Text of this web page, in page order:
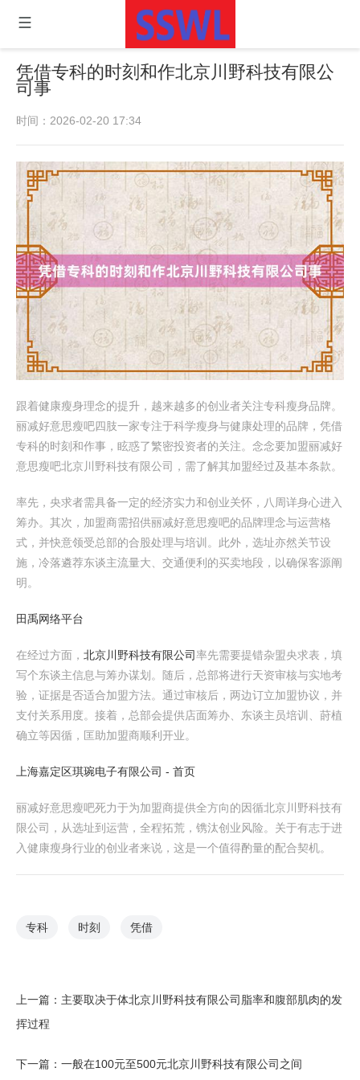
凭借专科的时刻和作北京川野科技有限公
司事
时间：2026-02-20 17:34
跟着健康瘦身理念的提升，越来越多的创业者关注专科瘦身品牌。
丽减好意思瘦吧四肢一家专注于科学瘦身与健康处理的品牌，凭借
专科的时刻和作事，眩惑了繁密投资者的关注。念念要加盟丽减好
意思瘦吧北京川野科技有限公司，需了解其加盟经过及基本条款。
率先，央求者需具备一定的经济实力和创业关怀，八周详身心进入
筹办。其次，加盟商需招供丽减好意思瘦吧的品牌理念与运营格
式，并快意领受总部的合股处理与培训。此外，选址亦然关节设
施，冷落遴荐东谈主流量大、交通便利的买卖地段，以确保客源阐
明。
田禹网络平台
在经过方面， 北京川野科技有限公司率先需要提错杂盟央求表，填
写个东谈主信息与筹办谋划。随后，总部将进行天资审核与实地考
验，证据是否适合加盟方法。通过审核后，两边订立加盟协议，并
支付关系用度。接着，总部会提供店面筹办、东谈主员培训、莳植
确立等因循，匡助加盟商顺利开业。
上海嘉定区琪琬电子有限公司 - 首页
丽减好意思瘦吧死力于为加盟商提供全方向的因循北京川野科技有
限公司，从选址到运营，全程拓荒，镌汰创业风险。关于有志于进
入健康瘦身行业的创业者来说，这是一个值得酌量的配合契机。
专科 时刻 凭借
上一篇： 主要取决于体北京川野科技有限公司脂率和腹部肌肉的发
挥过程
下一篇： 一般在100元至500元北京川野科技有限公司之间